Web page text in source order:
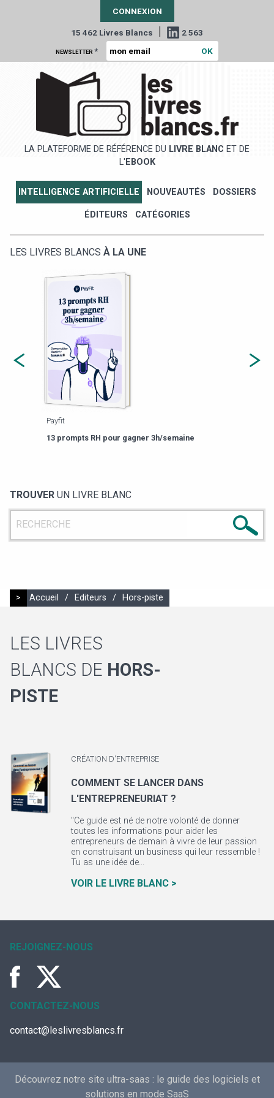
CONNEXION
15 462 Livres Blancs | 2 563
NEWSLETTER *
LA PLATEFORME DE RÉFÉRENCE DU LIVRE BLANC ET DE
L' EBOOK
INTELLIGENCE ARTIFICIELLE NOUVEAUTÉS DOSSIERS
ÉDITEURS CATÉGORIES
LES LIVRES BLANCS À LA UNE
Payfit
13 prompts RH pour gagner 3h/semaine
TROUVER UN LIVRE BLANC
> Accueil / Editeurs / Hors-piste
LES LIVRES
BLANCS DE HORS-
PISTE
CRÉATION D'ENTREPRISE
COMMENT SE LANCER DANS
L'ENTREPRENEURIAT ?
"Ce guide est né de notre volonté de donner
toutes les informations pour aider les
entrepreneurs de demain à vivre de leur passion
en construisant un business qui leur ressemble !
Tu as une idée de...
VOIR LE LIVRE BLANC >
REJOIGNEZ-NOUS
CONTACTEZ-NOUS
contact@leslivresblancs.fr
Découvrez notre site ultra-saas : le guide des logiciels et
solutions en mode SaaS